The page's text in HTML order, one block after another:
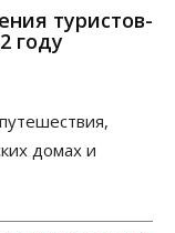
туристов-
году
домах и